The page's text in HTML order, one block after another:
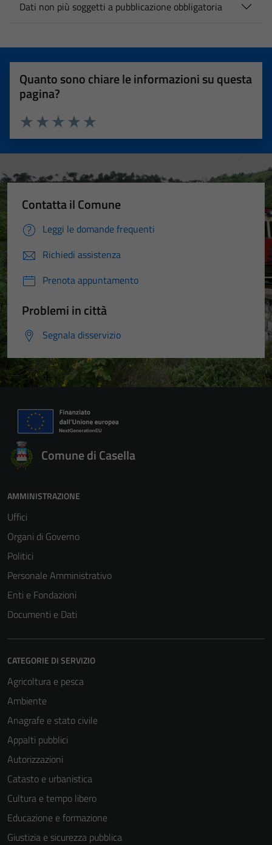
Dati non più soggetti a pubblicazione obbligatoria
Quanto sono chiare le informazioni su questa
pagina?
Valuta 5 stelle su 5
Valuta 4 stelle su 5
Valuta 3 stelle su 5
Valuta 2 stelle su 5
Valuta 1 stelle su 5
Contatta il Comune
Leggi le domande frequenti
Richiedi assistenza
Prenota appuntamento
Problemi in città
Segnala disservizio
Comune di Casella
AMMINISTRAZIONE
Uffici
Organi di Governo
Politici
Personale Amministrativo
Enti e Fondazioni
Documenti e Dati
CATEGORIE DI SERVIZIO
Agricoltura e pesca
Ambiente
Anagrafe e stato civile
Appalti pubblici
Autorizzazioni
Catasto e urbanistica
Cultura e tempo libero
Educazione e formazione
Giustizia e sicurezza pubblica